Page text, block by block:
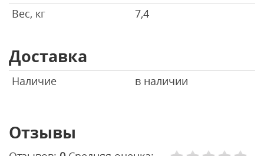
Вес, кг
7,4
Доставка
Наличие в наличии
Отзывы